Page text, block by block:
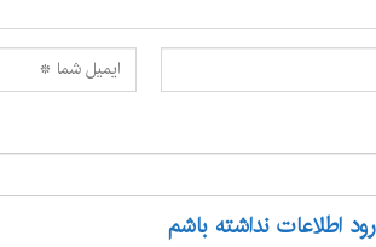
اطلاعات نداشته باشم